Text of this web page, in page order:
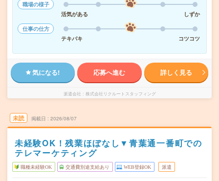
職場の様子
活気がある
しずか
仕事の仕方
テキパキ
コツコツ
気になる! 応募へ進む 詳しく見る
派遣会社 株式会社リクルートスタッフィング
未読 掲載日 2026/08/07
未経験OK！残業ほぼなし▼青葉通一番町での
テレマーケティング
職種未経験OK 交通費別途支給あり WEB登録OK 派遣